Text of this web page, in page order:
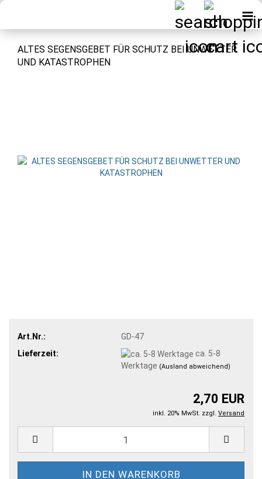
ALTES SEGENSGEBET FÜR SCHUTZ BEI UNWETTER
UND KATASTROPHEN
Art.Nr.:
GD-47
Lieferzeit:
ca. 5-8
Werktage (Ausland abweichend)
2,70 EUR
inkl. 20% MwSt. zzgl. Versand